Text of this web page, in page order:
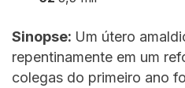
Sinopse: Um útero
repentinamente em um
colegas do primeiro ano